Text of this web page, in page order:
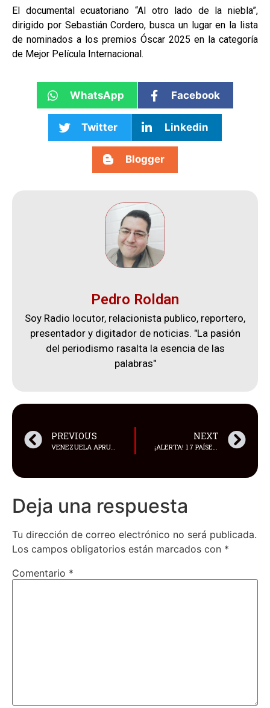
El documental ecuatoriano “Al otro lado de la niebla”,
dirigido por Sebastián Cordero, busca un lugar en la lista
de nominados a los premios Óscar 2025 en la categoría
de Mejor Película Internacional.
WhatsApp Facebook
Twitter Linkedin
Blogger
Pedro Roldan
Soy Radio locutor, relacionista publico, reportero,
presentador y digitador de noticias. "La pasión
del periodismo rasalta la esencia de las
palabras"
PREVIOUS NEXT
Deja una respuesta
Tu dirección de correo electrónico no será publicada.
Los campos obligatorios están marcados con *
Comentario *